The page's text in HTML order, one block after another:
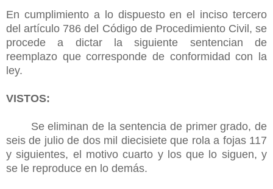
En cumplimiento a lo dispuesto en el inciso tercero
del artículo 786 del Código de Procedimiento Civil, se
procede a dictar la siguiente sentencian de
reemplazo que corresponde de conformidad con la
ley.
VISTOS:
Se eliminan de la sentencia de primer grado, de
seis de julio de dos mil diecisiete que rola a fojas 117
y siguientes, el motivo cuarto y los que lo siguen, y
se le reproduce en lo demás.